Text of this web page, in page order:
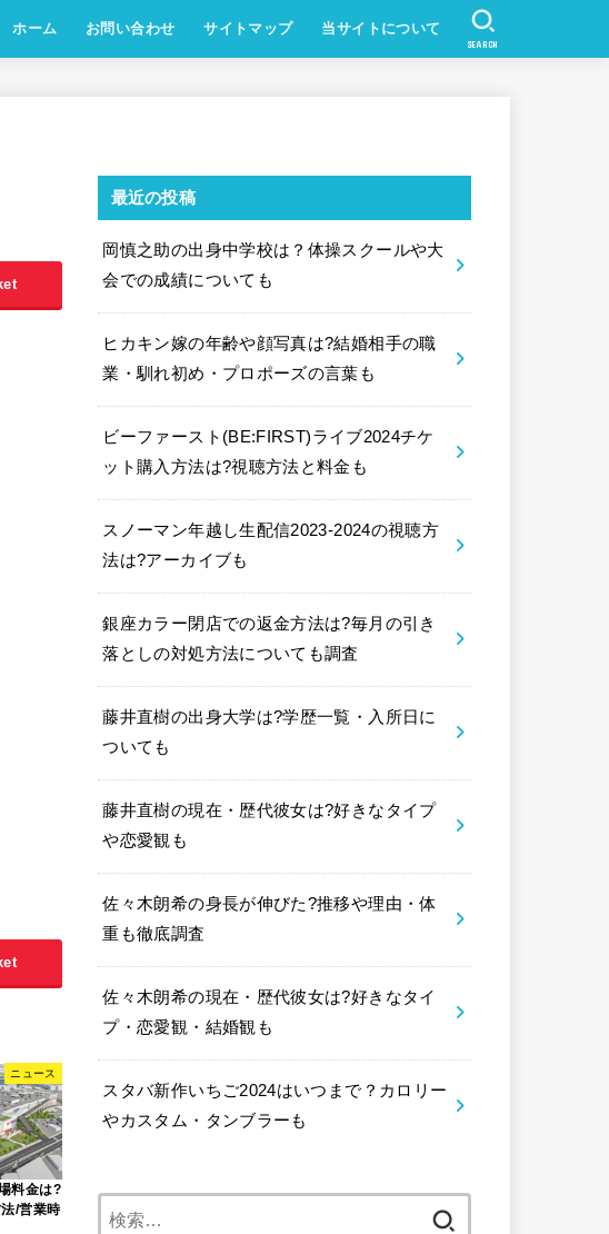
ホーム お問い合わせ サイトマップ 当サイトについて
SEARCH
ニュース
料金は?
/営業時
最近の投稿
岡慎之助の出身中学校は？体操スクールや大
会での成績についても
ヒカキン嫁の年齢や顔写真は?結婚相手の職
業・馴れ初め・プロポーズの言葉も
ビーファースト(BE:FIRST)ライブ2024チケ
ット購入方法は?視聴方法と料金も
スノーマン年越し生配信2023-2024の視聴方
法は?アーカイブも
銀座カラー閉店での返金方法は?毎月の引き
落としの対処方法についても調査
藤井直樹の出身大学は?学歴一覧・入所日に
ついても
藤井直樹の現在・歴代彼女は?好きなタイプ
や恋愛観も
佐々木朗希の身長が伸びた?推移や理由・体
重も徹底調査
佐々木朗希の現在・歴代彼女は?好きなタイ
プ・恋愛観・結婚観も
スタバ新作いちご2024はいつまで？カロリー
やカスタム・タンブラーも